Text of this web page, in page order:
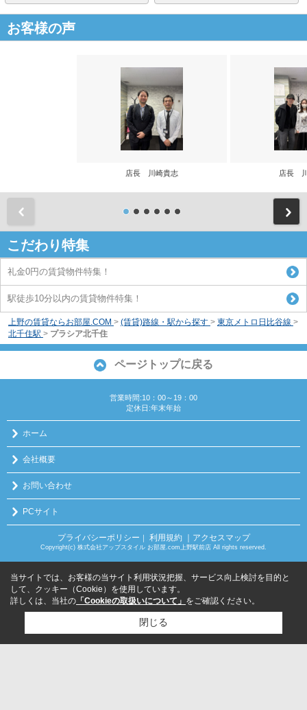
お客様の声
店長 川崎貴志 店長
こだわり特集
礼金0円の賃貸物件特集！
駅徒歩10分以内の賃貸物件特集！
上野の賃貸ならお部屋.COM > (賃貸)路線・駅から探す > 東京メトロ日比谷線 >
北千住駅 > プラシア北千住
ページトップに戻る
営業時間:10：00～19：00
定休日:年末年始
ホーム
会社概要
お問い合わせ
PCサイト
プライバシーポリシー 利用規約 ｜アクセスマップ
Copyright(c) 株式会社アップスタイル お部屋.com上野駅前店 All rights reserved.
当サイトでは、お客様の当サイト利用状況把握、サービス向上検討を目的と
して、クッキー（Cookie）を使用しています。
詳しくは、当社の 「Cookieの取扱いについて」 をご確認ください。
閉じる